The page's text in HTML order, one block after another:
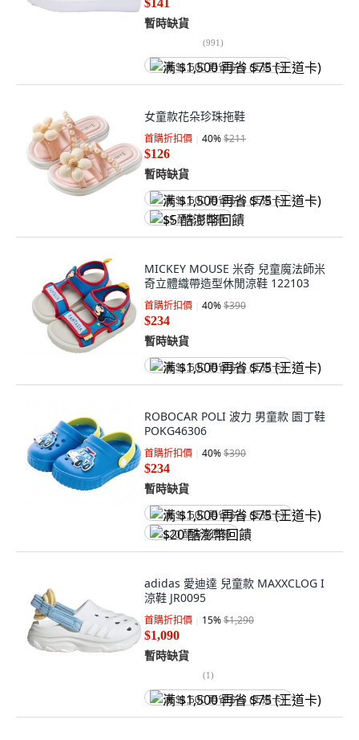
$141
暫時缺貨
(991)
满 $1,500 再省 $75 (王道卡)
女童款花朵珍珠拖鞋
首購折扣價 40%$211
$126
暫時缺貨
满 $1,500 再省 $75 (王道卡)
$5 酷澎幣回饋
MICKEY MOUSE 米奇 兒童魔法師米
奇立體織帶造型休閒涼鞋 122103
首購折扣價 40%$390
$234
暫時缺貨
满 $1,500 再省 $75 (王道卡)
ROBOCAR POLI 波力 男童款 園丁鞋
POKG46306
首購折扣價 40%$390
$234
暫時缺貨
满 $1,500 再省 $75 (王道卡)
$20 酷澎幣回饋
adidas 愛迪達 兒童款 MAXXCLOG I
涼鞋 JR0095
首購折扣價 15%$1,290
$1,090
暫時缺貨
(1)
满 $1,500 再省 $75 (王道卡)